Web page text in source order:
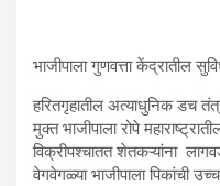
भाजीपाला गुणवत्ता केंद्रातील
हरितगृहातील अत्याधुनिक डच
मुक्त भाजीपाला रोपे
विक्रीपश्चातत शेतकऱ्यांना
वेगवेगळ्या भाजीपाला पिकांची